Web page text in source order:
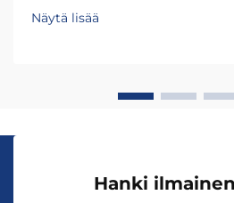
ostokseksi. Alalla, jossa
nousevat jatkuvasti yhdessä
Näytä lisää
Hanki